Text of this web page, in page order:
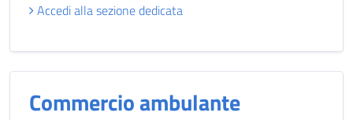
Accedi alla sezione dedicata
Commercio ambulante